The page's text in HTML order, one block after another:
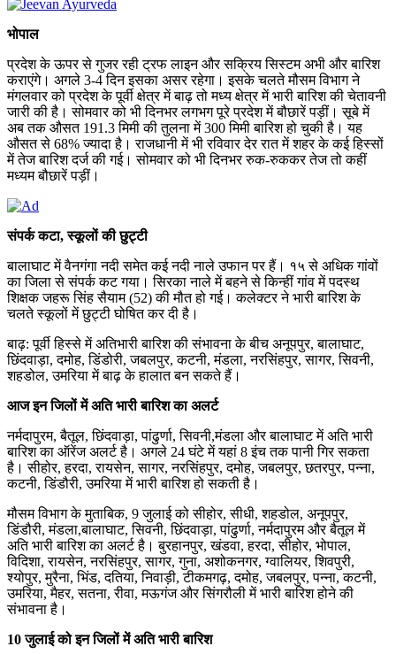
भोपाल
प्रदेश के ऊपर से गुजर रही ट्रफ लाइन और सक्रिय सिस्टम अभी और बारिश
कराएंगे। अगले 3-4 दिन इसका असर रहेगा। इसके चलते मौसम विभाग ने
मंगलवार को प्रदेश के पूर्वी क्षेत्र में बाढ़ तो मध्य क्षेत्र में भारी बारिश की चेतावनी
जारी की है। सोमवार को भी दिनभर लगभग पूरे प्रदेश में बौछारें पड़ीं। सूबे में
अब तक औसत 191.3 मिमी की तुलना में 300 मिमी बारिश हो चुकी है। यह
औसत से 68% ज्यादा है। राजधानी में भी रविवार देर रात में शहर के कई हिस्सों
में तेज बारिश दर्ज की गई। सोमवार को भी दिनभर रुक-रुककर तेज तो कहीं
मध्यम बौछारें पड़ीं।
संपर्क कटा, स्कूलों की छुट्टी
बालाघाट में वैनगंगा नदी समेत कई नदी नाले उफान पर हैं। १५ से अधिक गांवों
का जिला से संपर्क कट गया। सिरका नाले में बहने से किन्हीं गांव में पदस्थ
शिक्षक जहरू सिंह सैयाम (52) की मौत हो गई। कलेक्टर ने भारी बारिश के
चलते स्कूलों में छुट्टी घोषित कर दी है।
बाढ़: पूर्वी हिस्से में अतिभारी बारिश की संभावना के बीच अनूपपुर, बालाघाट,
छिंदवाड़ा, दमोह, डिंडोरी, जबलपुर, कटनी, मंडला, नरसिंहपुर, सागर, सिवनी,
शहडोल, उमरिया में बाढ़ के हालात बन सकते हैं।
आज इन जिलों में अति भारी बारिश का अलर्ट
नर्मदापुरम, बैतूल, छिंदवाड़ा, पांढुर्णा, सिवनी,मंडला और बालाघाट में अति भारी
बारिश का ऑरेंज अलर्ट है। अगले 24 घंटे में यहां 8 इंच तक पानी गिर सकता
है। सीहोर, हरदा, रायसेन, सागर, नरसिंहपुर, दमोह, जबलपुर, छतरपुर, पन्ना,
कटनी, डिंडौरी, उमरिया में भारी बारिश हो सकती है।
मौसम विभाग के मुताबिक, 9 जुलाई को सीहोर, सीधी, शहडोल, अनूपपुर,
डिंडौरी, मंडला,बालाघाट, सिवनी, छिंदवाड़ा, पांढुर्णा, नर्मदापुरम और बैतूल में
अति भारी बारिश का अलर्ट है। बुरहानपुर, खंडवा, हरदा, सीहोर, भोपाल,
विदिशा, रायसेन, नरसिंहपुर, सागर, गुना, अशोकनगर, ग्वालियर, शिवपुरी,
श्योपुर, मुरैना, भिंड, दतिया, निवाड़ी, टीकमगढ़, दमोह, जबलपुर, पन्ना, कटनी,
उमरिया, मैहर, सतना, रीवा, मऊगंज और सिंगरौली में भारी बारिश होने की
संभावना है।
10 जुलाई को इन जिलों में अति भारी बारिश